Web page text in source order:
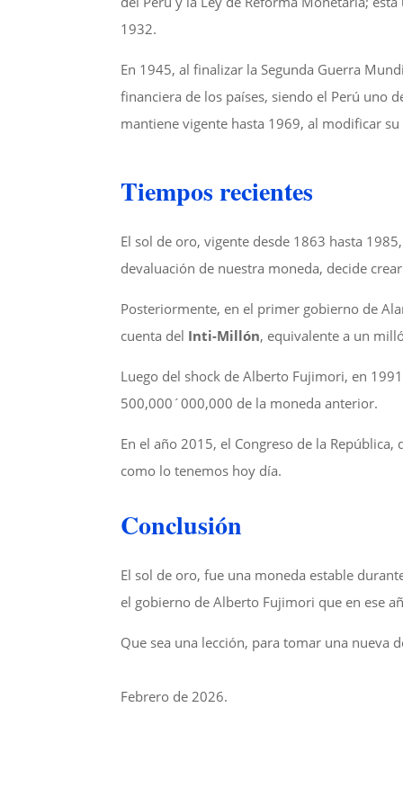
1932.
En 1945, al finalizar la Segunda Guerra
financiera de los países, siendo el Perú uno
mantiene vigente hasta 1969, al modificar
Tiempos recientes
El sol de oro, vigente desde 1863 hasta
devaluación de nuestra moneda, decide
Posteriormente, en el primer gobierno de
cuenta del Inti-Millón, equivalente a un
Luego del shock de Alberto Fujimori, en
500,000´000,000 de la moneda anterior.
En el año 2015, el Congreso de la
como lo tenemos hoy día.
Conclusión
El sol de oro, fue una moneda estable
el gobierno de Alberto Fujimori que en ese
Que sea una lección, para tomar una nueva
Febrero de 2026.